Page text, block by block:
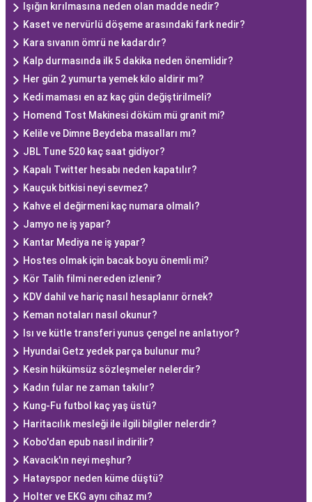
Işığın kırılmasına neden olan madde nedir?
Kaset ve nervürlü döşeme arasındaki fark nedir?
Kara sıvanın ömrü ne kadardır?
Kalp durmasında ilk 5 dakika neden önemlidir?
Her gün 2 yumurta yemek kilo aldirir mı?
Kedi maması en az kaç gün değiştirilmeli?
Homend Tost Makinesi döküm mü granit mi?
Kelile ve Dimne Beydeba masalları mı?
JBL Tune 520 kaç saat gidiyor?
Kapalı Twitter hesabı neden kapatılır?
Kauçuk bitkisi neyi sevmez?
Kahve el değirmeni kaç numara olmalı?
Jamyo ne iş yapar?
Kantar Mediya ne iş yapar?
Hostes olmak için bacak boyu önemli mi?
Kör Talih filmi nereden izlenir?
KDV dahil ve hariç nasıl hesaplanır örnek?
Keman notaları nasıl okunur?
Isı ve kütle transferi yunus çengel ne anlatıyor?
Hyundai Getz yedek parça bulunur mu?
Kesin hükümsüz sözleşmeler nelerdir?
Kadın fular ne zaman takılır?
Kung-Fu futbol kaç yaş üstü?
Haritacılık mesleği ile ilgili bilgiler nelerdir?
Kobo'dan epub nasıl indirilir?
Kavacık'ın neyi meşhur?
Hatayspor neden küme düştü?
Holter ve EKG aynı cihaz mı?